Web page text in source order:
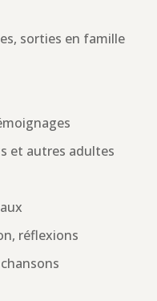
sorties en famille
et autres adultes
réflexions